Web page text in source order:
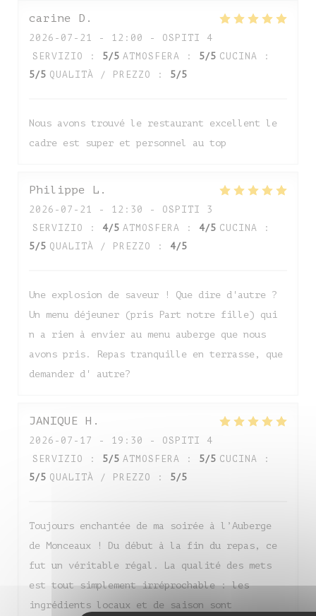
carine D
2026-07-21
- 12:00 - OSPITI 4
SERVIZIO
: 5/5 ATMOSFERA : 5/5 CUCINA :
5/5 QUALITÀ / PREZZO : 5/5
Nous avons trouvé le restaurant excellent le
cadre est super et personnel au top
Philippe L
2026-07-21
- 12:30 - OSPITI 3
SERVIZIO
: 4/5 ATMOSFERA : 4/5 CUCINA :
5/5 QUALITÀ / PREZZO : 4/5
Une explosion de saveur ! Que dire d'autre ?
Un menu déjeuner (pris Part notre fille) qui
n a rien à envier au menu auberge que nous
avons pris. Repas tranquille en terrasse, que
demander d' autre?
JANIQUE H
2026-07-17
- 19:30 - OSPITI 4
SERVIZIO
: 5/5 ATMOSFERA : 5/5 CUCINA :
5/5 QUALITÀ / PREZZO : 5/5
Toujours enchantée de ma soirée à l’Auberge
de Monceaux ! Du début à la fin du repas, ce
fut un véritable régal. La qualité des mets
est tout simplement irréprochable : les
ingrédients locaux et de saison sont
Auberge de Monceaux